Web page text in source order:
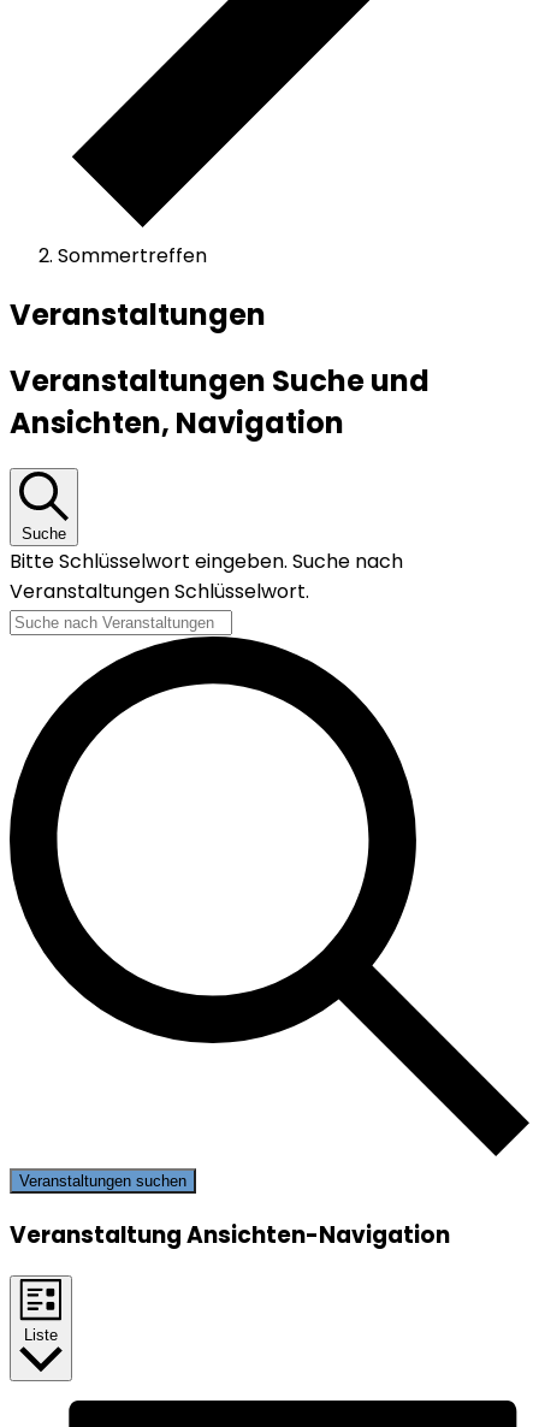
Sommertreffen
Veranstaltungen
Veranstaltungen Suche und
Ansichten, Navigation
Suche
Bitte Schlüsselwort eingeben. Suche nach
Veranstaltungen Schlüsselwort.
Veranstaltungen suchen
Veranstaltung Ansichten-Navigation
Liste